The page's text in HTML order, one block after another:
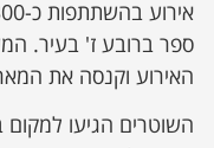
מסע מלחמה
השבוע
ספר ברובע ז' בעיר.
האירוע וקנסה את
השוטרים הגיעו